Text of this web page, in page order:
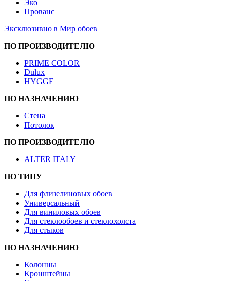
Эко
Прованс
Эксклюзивно в Мир обоев
ПО ПРОИЗВОДИТЕЛЮ
PRIME COLOR
Dulux
HYGGE
ПО НАЗНАЧЕНИЮ
Стена
Потолок
ПО ПРОИЗВОДИТЕЛЮ
ALTER ITALY
ПО ТИПУ
Для флизелиновых обоев
Универсальный
Для виниловых обоев
Для стеклообоев и стеклохолста
Для стыков
ПО НАЗНАЧЕНИЮ
Колонны
Кронштейны